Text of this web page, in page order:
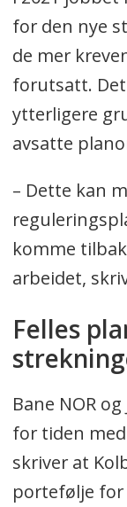
for den nye
de mer
forutsatt.
ytterligere
avsatte
– Dette kan
komme
arbeidet,
Felles
Bane NOR
for tiden
skriver at
portefølje